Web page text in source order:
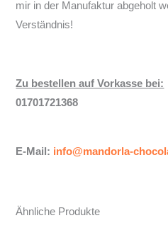
mir in der Manufaktur abgeholt
Verständnis!
Zu bestellen auf Vorkasse bei:
01701721368
E-Mail: info@mandorla-
Ähnliche Produkte